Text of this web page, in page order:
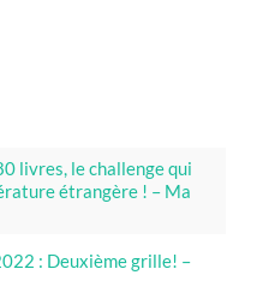
livres, le challenge qui
étrangère ! – Ma
: Deuxième grille! –